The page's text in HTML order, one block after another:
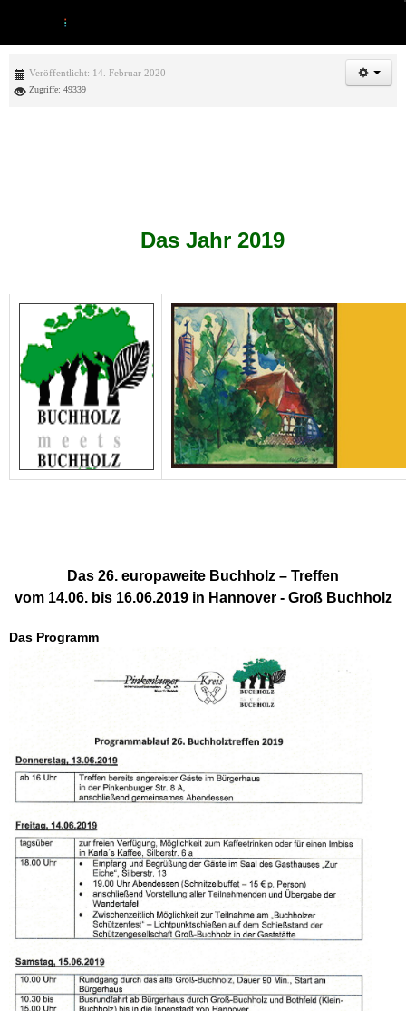
Veröffentlicht: 14. Februar 2020
Zugriffe: 49339
Das Jahr 2019
Das 26. europaweite Buchholz – Treffen
vom 14.06. bis 16.06.2019 in Hannover - Groß Buchholz
Das Programm